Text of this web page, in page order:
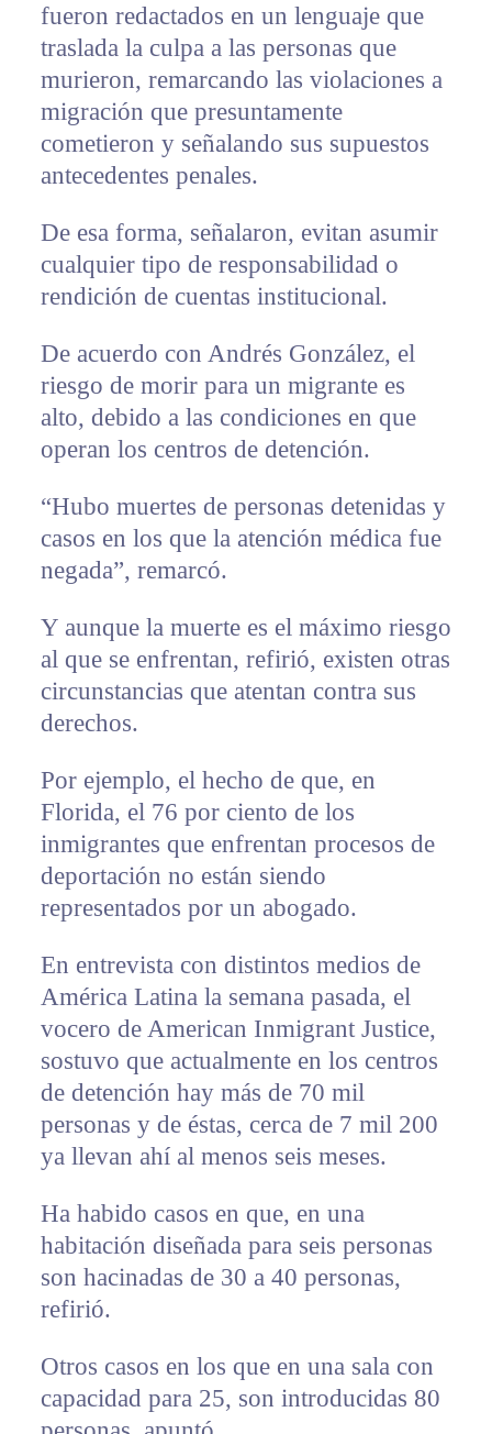
fueron redactados en un lenguaje que
traslada la culpa a las personas que
murieron, remarcando las violaciones a
migración que presuntamente
cometieron y señalando sus supuestos
antecedentes penales.
De esa forma, señalaron, evitan asumir
cualquier tipo de responsabilidad o
rendición de cuentas institucional.
De acuerdo con Andrés González, el
riesgo de morir para un migrante es
alto, debido a las condiciones en que
operan los centros de detención.
“Hubo muertes de personas detenidas y
casos en los que la atención médica fue
negada”, remarcó.
Y aunque la muerte es el máximo riesgo
al que se enfrentan, refirió, existen otras
circunstancias que atentan contra sus
derechos.
Por ejemplo, el hecho de que, en
Florida, el 76 por ciento de los
inmigrantes que enfrentan procesos de
deportación no están siendo
representados por un abogado.
En entrevista con distintos medios de
América Latina la semana pasada, el
vocero de American Inmigrant Justice,
sostuvo que actualmente en los centros
de detención hay más de 70 mil
personas y de éstas, cerca de 7 mil 200
ya llevan ahí al menos seis meses.
Ha habido casos en que, en una
habitación diseñada para seis personas
son hacinadas de 30 a 40 personas,
refirió.
Otros casos en los que en una sala con
capacidad para 25, son introducidas 80